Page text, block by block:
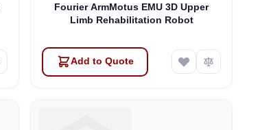
Fourier ArmMotus EMU 3D Upper
Limb Rehabilitation Robot
Add to Quote